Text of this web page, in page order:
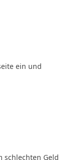
ein und
schlechten Geld